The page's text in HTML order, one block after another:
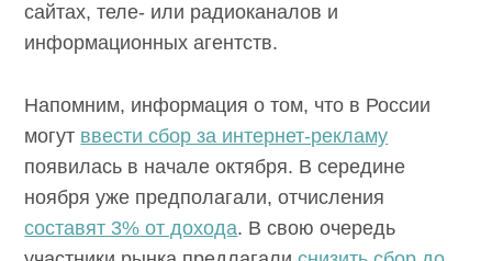
сайтах, теле- или радиоканалов и
информационных агентств.
Напомним, информация о том, что в России
могут ввести сбор за интернет-рекламу
появилась в начале октября. В середине
ноября уже предполагали, отчисления
составят 3% от дохода. В свою очередь